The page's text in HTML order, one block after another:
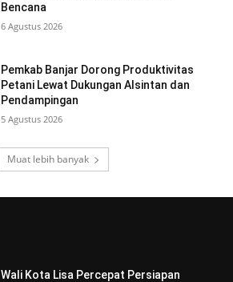
Bencana
6 Agustus 2026
Pemkab Banjar Dorong Produktivitas
Petani Lewat Dukungan Alsintan dan
Pendampingan
5 Agustus 2026
Muat lebih banyak
Wali Kota Lisa Percepat Persiapan